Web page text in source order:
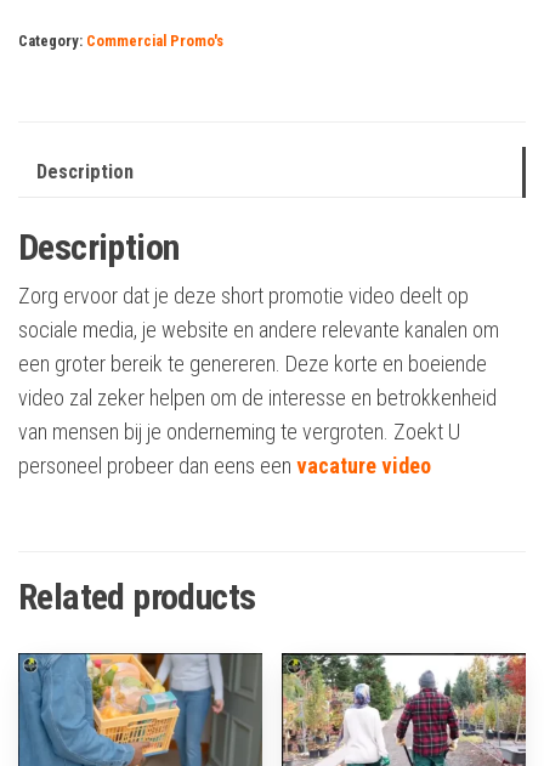
Category: Commercial Promo's
Description
Description
Zorg ervoor dat je deze short promotie video deelt op
sociale media, je website en andere relevante kanalen om
een groter bereik te genereren. Deze korte en boeiende
video zal zeker helpen om de interesse en betrokkenheid
van mensen bij je onderneming te vergroten. Zoekt U
personeel probeer dan eens een vacature video
Related products